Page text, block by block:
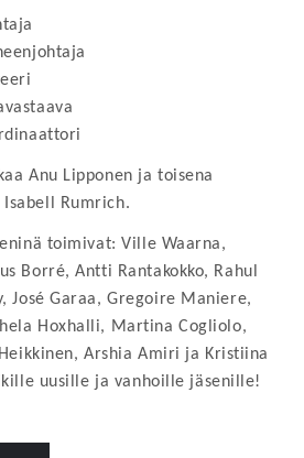
Anu Lipponen ja toisena
Isabell Rumrich.
toimivat: Ville Waarna,
Borré, Antti Rantakokko, Rahul
José Garaa, Gregoire Maniere,
Hoxhalli, Martina Cogliolo,
Arshia Amiri ja Kristiina
uusille ja vanhoille jäsenille!